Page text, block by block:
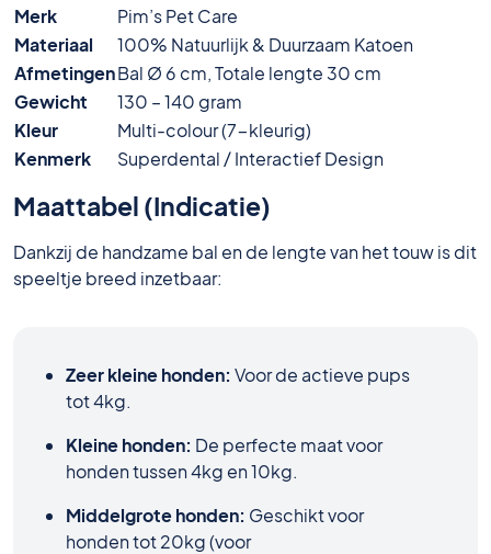
Merk
Pim’s Pet Care
Materiaal
100% Natuurlijk & Duurzaam Katoen
AfmetingenBal Ø 6 cm, Totale lengte 30 cm
Gewicht
130 – 140 gram
Kleur
Multi-colour (7-kleurig)
Kenmerk
Superdental / Interactief Design
Maattabel (Indicatie)
Dankzij de handzame bal en de lengte van het touw is dit
speeltje breed inzetbaar:
Zeer kleine honden: Voor de actieve pups
tot 4kg.
Kleine honden: De perfecte maat voor
honden tussen 4kg en 10kg.
Middelgrote honden: Geschikt voor
honden tot 20kg (voor